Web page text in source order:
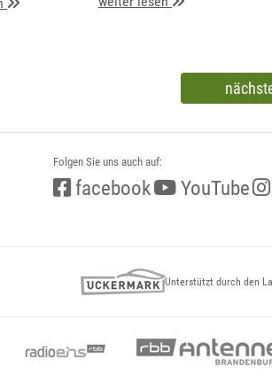
Folgen Sie uns auch auf:
facebook YouTube
Unterstützt durch den